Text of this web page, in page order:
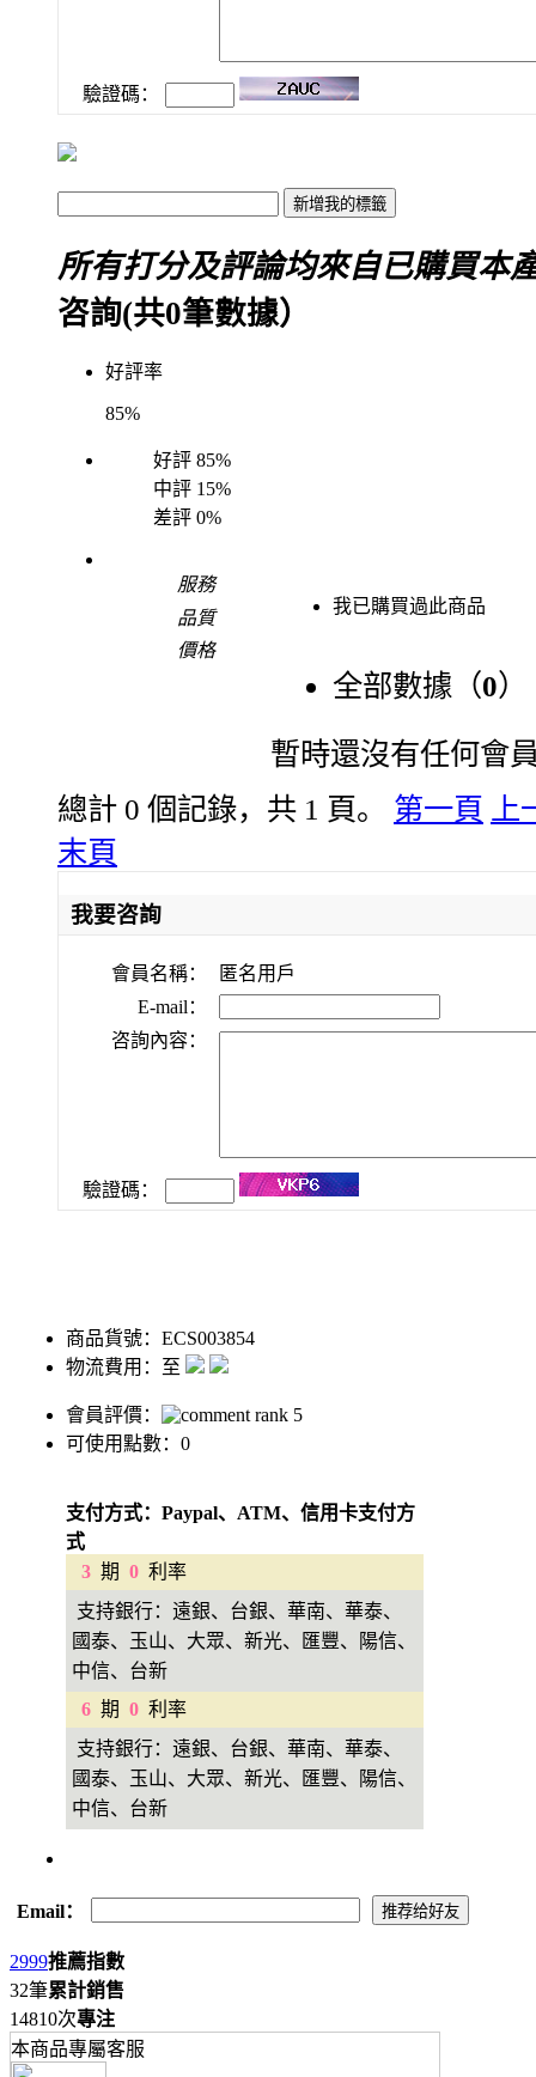
驗證碼：
所有打分及評論均來自已購買本
咨詢(共0筆數據）
好評率
85%
好評 85%
中評 15%
差評 0%
服務
品質
價格
我已購買過此商品
全部數據（0）
暫時還沒有任何會
總計 0 個記錄，共 1 頁。 第一頁
末頁
我要咨詢
會員名稱：
匿名用戶
E-mail：
咨詢內容：
驗證碼：
商品貨號：ECS003854
物流費用：至
會員評價：
可使用點數：0
支付方式：Paypal、ATM、信用卡支付方
式
3 期 0 利率
支持銀行：遠銀、台銀、華南、華泰、
國泰、玉山、大眾、新光、匯豐、陽信、
中信、台新
6 期 0 利率
支持銀行：遠銀、台銀、華南、華泰、
國泰、玉山、大眾、新光、匯豐、陽信、
中信、台新
Email：
2999推薦指數
32筆累計銷售
14810次專注
本商品專屬客服